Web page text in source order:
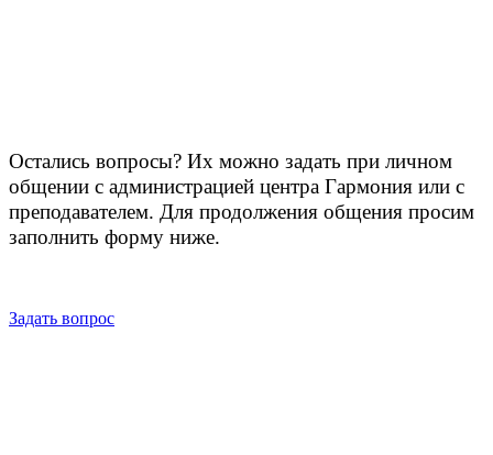
Остались вопросы? Их можно задать при личном
общении с администрацией центра Гармония или с
преподавателем. Для продолжения общения просим
заполнить форму ниже.
Задать вопрос